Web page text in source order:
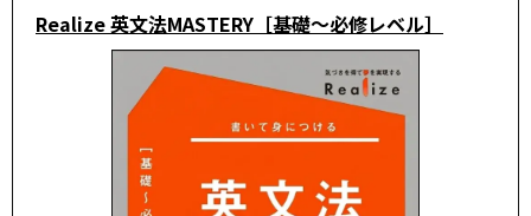
Realize 英文法MASTERY［基礎～必修レベル］